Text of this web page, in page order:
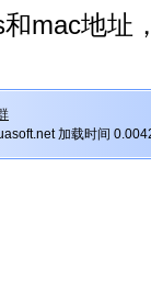
mac地址
加载时间